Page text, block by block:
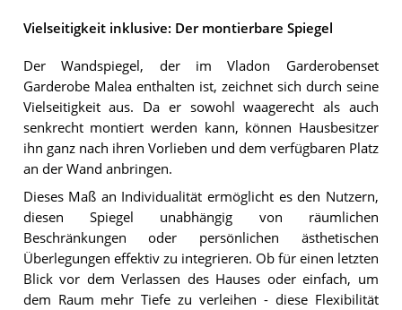
Vielseitigkeit inklusive: Der montierbare Spiegel
Der Wandspiegel, der im Vladon Garderobenset
Garderobe Malea enthalten ist, zeichnet sich durch seine
Vielseitigkeit aus. Da er sowohl waagerecht als auch
senkrecht montiert werden kann, können Hausbesitzer
ihn ganz nach ihren Vorlieben und dem verfügbaren Platz
an der Wand anbringen.
Dieses Maß an Individualität ermöglicht es den Nutzern,
diesen Spiegel unabhängig von räumlichen
Beschränkungen oder persönlichen ästhetischen
Überlegungen effektiv zu integrieren. Ob für einen letzten
Blick vor dem Verlassen des Hauses oder einfach, um
dem Raum mehr Tiefe zu verleihen - diese Flexibilität